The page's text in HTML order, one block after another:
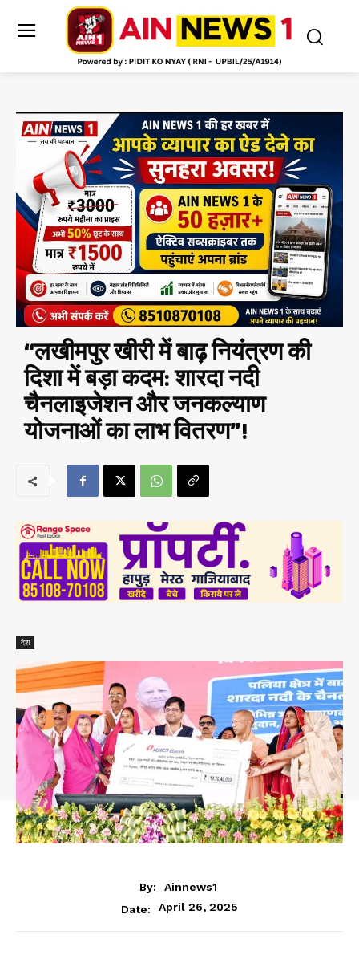
“लखीमपुर खीरी में बाढ़ नियंत्रण की
दिशा में बड़ा कदम: शारदा नदी
चैनलाइजेशन और जनकल्याण
योजनाओं का लाभ वितरण”!
देश
By:
Ainnews1
Date:
April 26, 2025